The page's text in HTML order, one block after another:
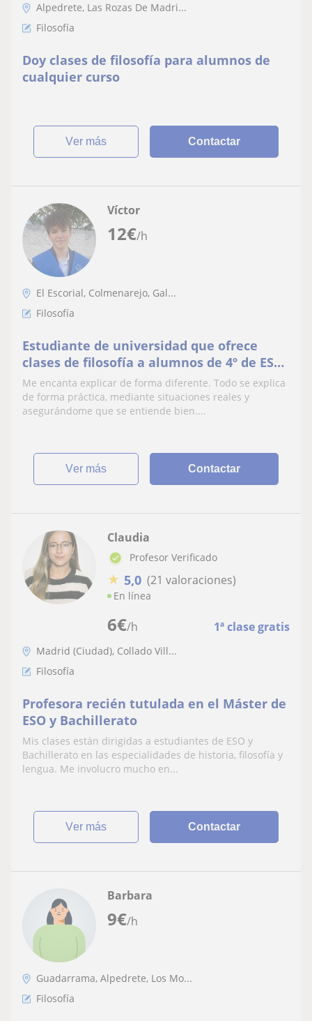
Alpedrete, Las Rozas De Madri...
Filosofía
Doy clases de filosofía para alumnos de
cualquier curso
ver más Contactar
12€/h
Víctor
El Escorial, Colmenarejo, Gal...
Filosofía
Estudiante de universidad que ofrece
clases de filosofía a alumnos de 4º de ESO
a 2º de bachillerato.
Me encanta explicar de forma diferente. Todo se explica
de forma práctica, mediante situaciones reales y
asegurándome que se entiende bien....
ver más Contactar
6€/h 1ª clase gratis
Claudia
Profesor Verificado
★ 5,0 (21 valoraciones)
En línea
Madrid (Ciudad), Collado Vill...
Filosofía
Profesora recién tutulada en el Máster de
ESO y Bachillerato
Mis clases están dirigidas a estudiantes de ESO y
Bachillerato en las especialidades de historia, filosofía y
lengua. Me involucro mucho en...
ver más Contactar
9€/h
Barbara
Guadarrama, Alpedrete, Los Mo...
Filosofía